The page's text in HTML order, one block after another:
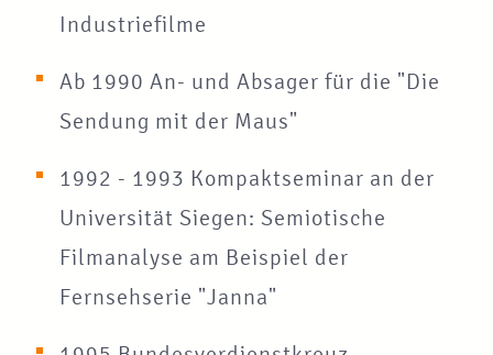
Industriefilme
Ab 1990 An- und Absager für die "Die
Sendung mit der Maus"
1992 - 1993 Kompaktseminar an der
Universität Siegen: Semiotische
Filmanalyse am Beispiel der
Fernsehserie "Janna"